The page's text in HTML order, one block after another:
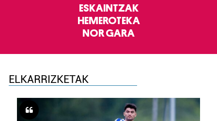
ESKAINTZAK
HEMEROTEKA
NOR GARA
ELKARRIZKETAK